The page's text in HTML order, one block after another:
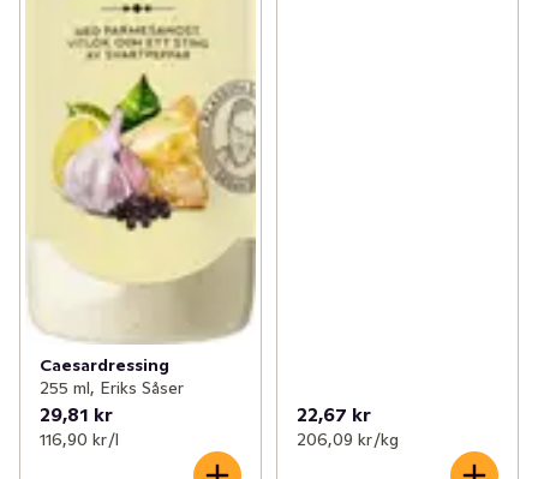
Caesardressing
255 ml, Eriks Såser
29,81 kr
116,90 kr /l
22,67 kr
206,09 kr /kg